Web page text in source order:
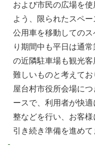
および市民の広場を
よう、限られたスペー
公用車を移動しての
り期間中も平日は通
の近隣駐車場も観光客
難しいものと考えてお
屋台村市役所会場に
ースで、利用者が快
整などを行い、お客
引き続き準備を進めて